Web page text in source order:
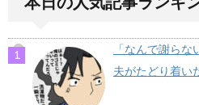
「なんで謝ら
夫がたどり着い